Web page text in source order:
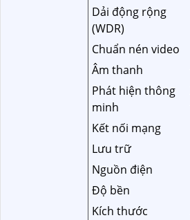
Dải động rộng
(WDR)
Chuẩn nén video
Âm thanh
Phát hiện thông
minh
Kết nối mạng
Lưu trữ
Nguồn điện
Độ bền
Kích thước